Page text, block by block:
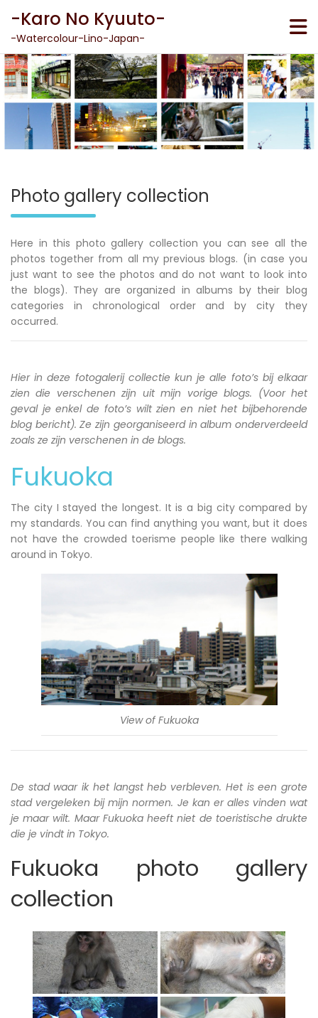
content
-Karo No Kyuuto-
-Watercolour-Lino-Japan-
Photo gallery collection
Here in this photo gallery collection you can see all the
photos together from all my previous blogs. (in case you
just want to see the photos and do not want to look into
the blogs). They are organized in albums by their blog
categories in chronological order and by city they
occurred.
Hier in deze fotogalerij collectie kun je alle foto’s bij elkaar
zien die verschenen zijn uit mijn vorige blogs. (Voor het
geval je enkel de foto’s wilt zien en niet het bijbehorende
blog bericht). Ze zijn georganiseerd in album onderverdeeld
zoals ze zijn verschenen in de blogs.
Fukuoka
The city I stayed the longest. It is a big city compared by
my standards. You can find anything you want, but it does
not have the crowded toerisme people like there walking
around in Tokyo.
View of Fukuoka
De stad waar ik het langst heb verbleven. Het is een grote
stad vergeleken bij mijn normen. Je kan er alles vinden wat
je maar wilt. Maar Fukuoka heeft niet de toeristische drukte
die je vindt in Tokyo.
Fukuoka photo gallery
collection